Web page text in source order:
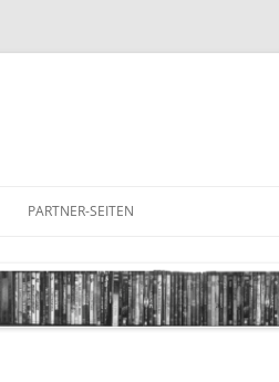
PARTNER-SEITEN